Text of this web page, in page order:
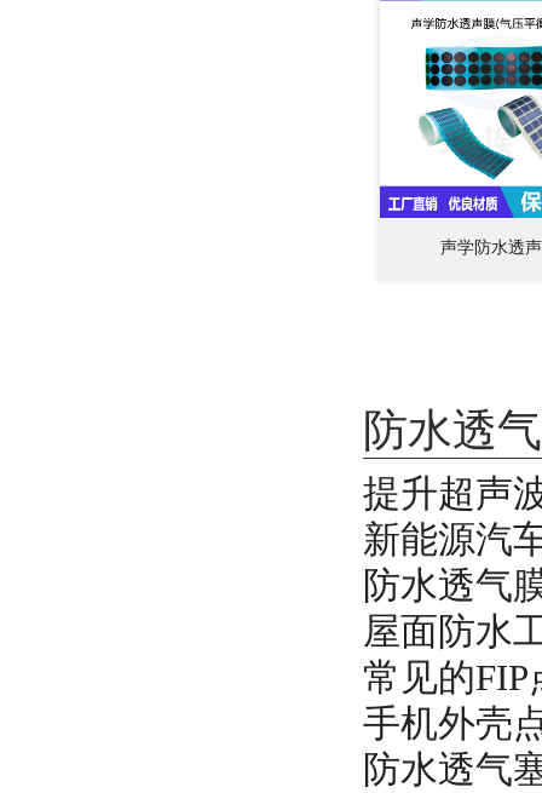
声学防水透
防水透
提升超声
新能源汽
防水透气
屋面防水
常见的
手机外壳
防水透气